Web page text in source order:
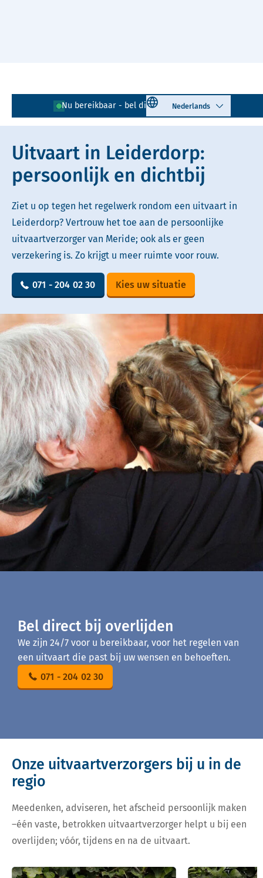
Nu bereikbaar - bel direct! 071 - 204 02 30
Select language
Lees voor Uitleg woorden
Simpele tekst
Uitvaart in Leiderdorp:
persoonlijk en dichtbij
Ziet u op tegen het regelwerk rondom een uitvaart in
Leiderdorp? Vertrouw het toe aan de persoonlijke
uitvaartverzorger van Meride; ook als er geen
verzekering is. Zo krijgt u meer ruimte voor rouw.
071 - 204 02 30 Kies uw situatie
Bel direct bij overlijden
We zijn 24/7 voor u bereikbaar, voor het regelen van
een uitvaart die past bij uw wensen en behoeften.
071 - 204 02 30
Onze uitvaartverzorgers bij u in de
regio
Meedenken, adviseren, het afscheid persoonlijk maken
–één vaste, betrokken uitvaartverzorger helpt u bij een
overlijden; vóór, tijdens en na de uitvaart.